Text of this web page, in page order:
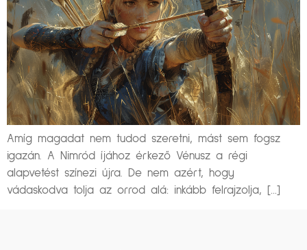
Amíg magadat nem tudod szeretni, mást sem fogsz
igazán. A Nimród íjához érkező Vénusz a régi
alapvetést színezi újra. De nem azért, hogy
vádaskodva tolja az orrod alá: inkább felrajzolja, […]